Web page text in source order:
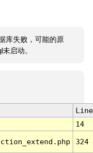
库失败，可能的原
启动。
Line
14
324